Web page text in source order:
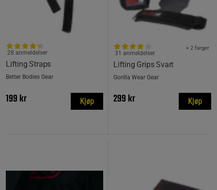
Lifting Straps
28 anmeldelser
Better Bodies Gear
199 kr Kjøp
Lifting Grips Svart
+ 2 farger
31 anmeldelser
Gorilla Wear Gear
299 kr Kjøp